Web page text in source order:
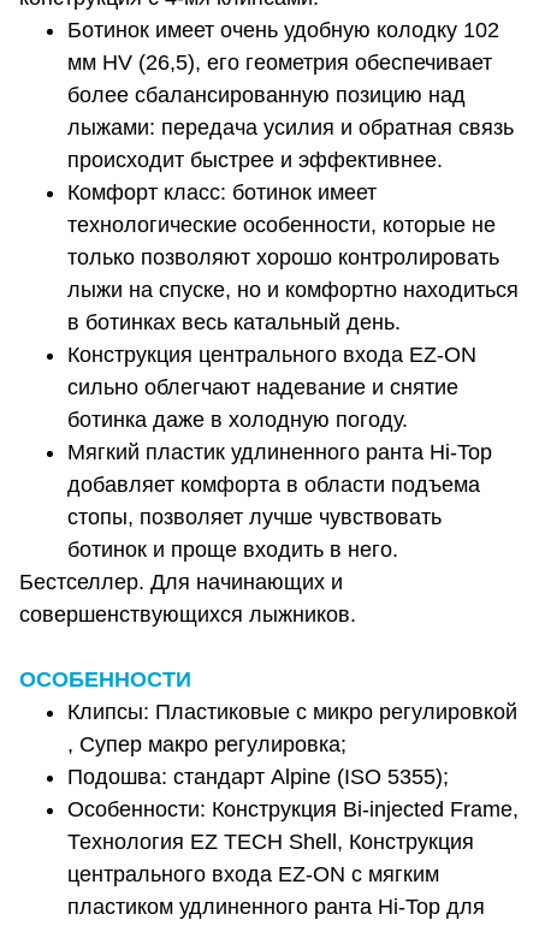
Ботинок имеет очень удобную колодку 102
мм HV (26,5), его геометрия обеспечивает
более сбалансированную позицию над
лыжами: передача усилия и обратная связь
происходит быстрее и эффективнее.
Комфорт класс: ботинок имеет
технологические особенности, которые не
только позволяют хорошо контролировать
лыжи на спуске, но и комфортно находиться
в ботинках весь катальный день.
Конструкция центрального входа EZ-ON
сильно облегчают надевание и снятие
ботинка даже в холодную погоду.
Мягкий пластик удлиненного ранта Hi-Top
добавляет комфорта в области подъема
стопы, позволяет лучше чувствовать
ботинок и проще входить в него.
Бестселлер. Для начинающих и
совершенствующихся лыжников.
ОСОБЕННОСТИ
Клипсы: Пластиковые с микро регулировкой
, Супер макро регулировка;
Подошва: стандарт Alpine (ISO 5355);
Особенности: Конструкция Bi-injected Frame,
Технология EZ TECH Shell, Конструкция
центрального входа EZ-ON с мягким
пластиком удлиненного ранта Hi-Top для